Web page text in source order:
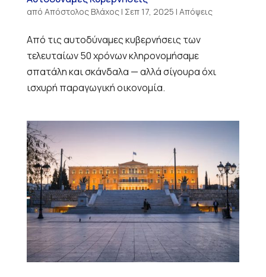
από Απόστολος Βλάχος| Σεπ 17, 2025 | Απόψεις
Από τις αυτοδύναμες κυβερνήσεις των
τελευταίων 50 χρόνων κληρονομήσαμε
σπατάλη και σκάνδαλα — αλλά σίγουρα όχι
ισχυρή παραγωγική οικονομία.